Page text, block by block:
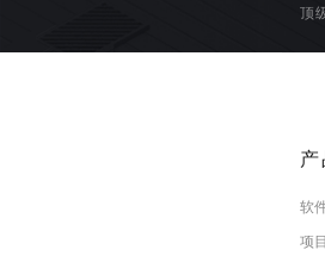
顶
软
项